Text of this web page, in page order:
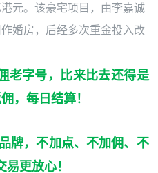
元。该豪宅项目，由李嘉诚
婚房，后经多次重金投入改
老字号，比来比去还得是
，每日结算！
牌，不加点、不加佣、不
更放心！